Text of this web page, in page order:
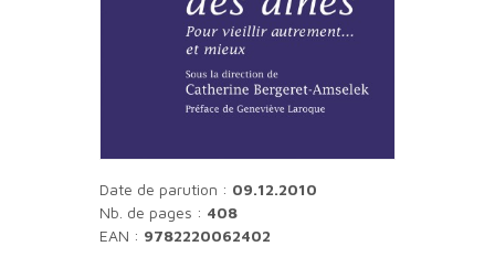
Date de parution : 09.12.2010
Nb. de pages : 408
EAN : 9782220062402